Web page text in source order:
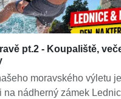
pt.2 - Koupaliště,
moravského výletu
na nádherný zámek